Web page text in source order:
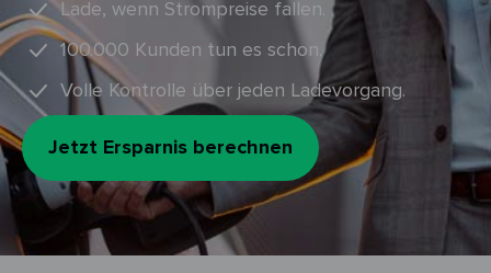
Lade, wenn Strompreise fallen.
100.000 Kunden tun es schon.
Volle Kontrolle über jeden Ladevorgang.
Jetzt Ersparnis berechnen